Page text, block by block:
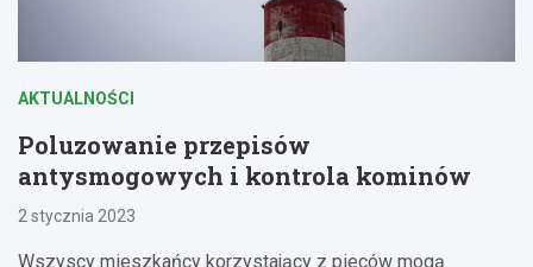
AKTUALNOŚCI
Poluzowanie przepisów
antysmogowych i kontrola kominów
2 stycznia 2023
Wszyscy mieszkańcy korzystający z pieców mogą